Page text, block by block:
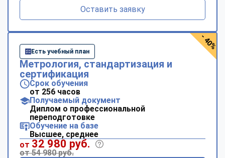
Оставить заявку
Есть учебный план
Метрология, стандартизация и
сертификация
Срок обучения
от 256 часов
Получаемый документ
Диплом о профессиональной
переподготовке
Обучение на базе
Высшее, среднее
от 32 980 руб.
от 54 980 руб.
- 40%